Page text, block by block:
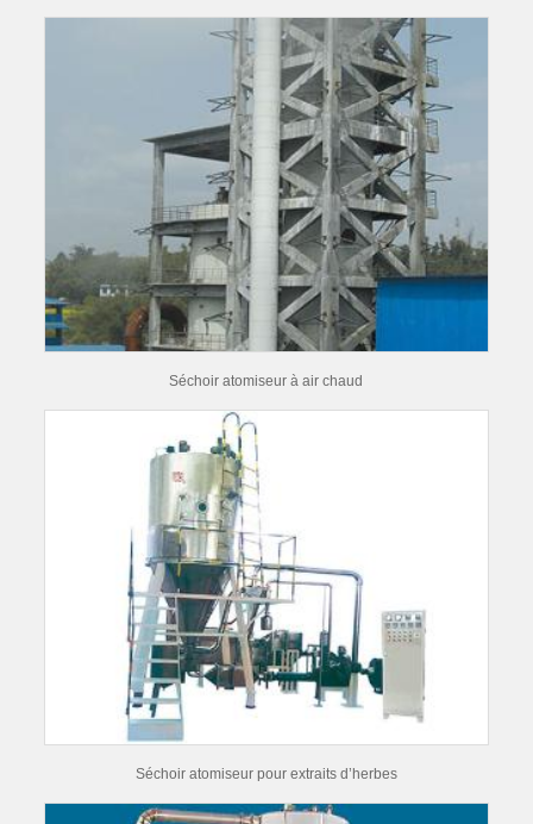
Séchoir atomiseur à air chaud
Séchoir atomiseur pour extraits d’herbes